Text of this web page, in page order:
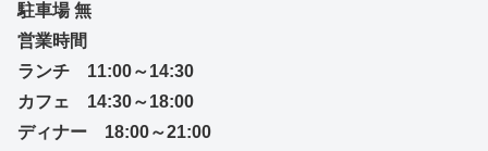
駐車場 無
営業時間
ランチ 11:00～14:30
カフェ 14:30～18:00
ディナー 18:00～21:00